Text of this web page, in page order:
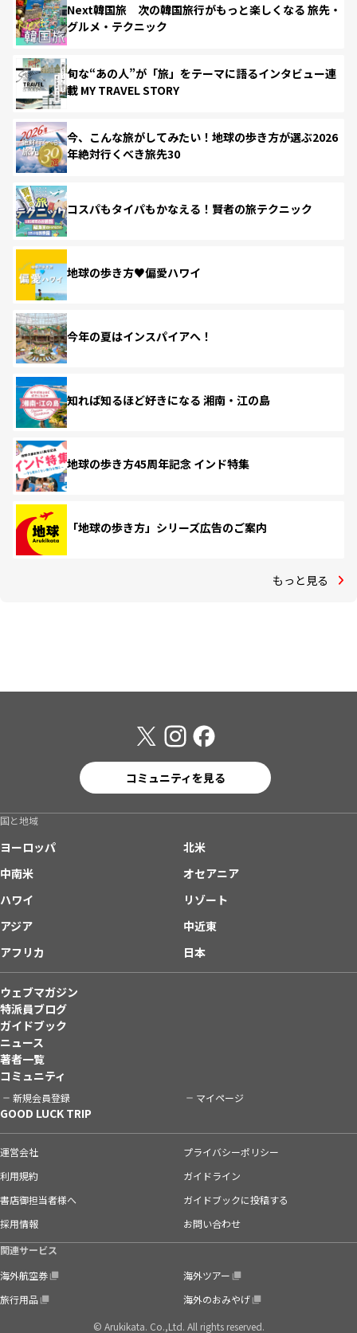
Next韓国旅 次の韓国旅行がもっと楽しくなる 旅先・
グルメ・テクニック
旬な“あの人”が「旅」をテーマに語るインタビュー連
載 MY TRAVEL STORY
今、こんな旅がしてみたい！地球の歩き方が選ぶ2026
年絶対行くべき旅先30
コスパもタイパもかなえる！賢者の旅テクニック
地球の歩き方♥偏愛ハワイ
今年の夏はインスパイアへ！
知れば知るほど好きになる 湘南・江の島
地球の歩き方45周年記念 インド特集
「地球の歩き方」シリーズ広告のご案内
もっと見る
コミュニティを見る
国と地域
ヨーロッパ
北米
中南米
オセアニア
ハワイ
リゾート
アジア
中近東
アフリカ
日本
ウェブマガジン
特派員ブログ
ガイドブック
ニュース
著者一覧
コミュニティ
新規会員登録 マイページ
GOOD LUCK TRIP
運営会社
プライバシーポリシー
利用規約
ガイドライン
書店御担当者様へ
ガイドブックに投稿する
採用情報
お問い合わせ
関連サービス
海外航空券
海外ツアー
旅行用品
海外のおみやげ
© Arukikata. Co.,Ltd. All rights reserved.